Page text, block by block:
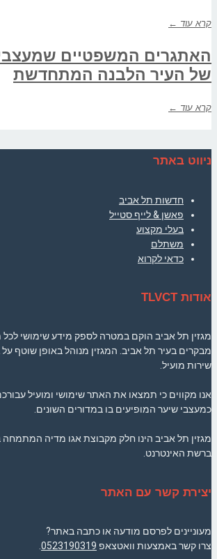
קרא עוד ←
האתגרים המשפטיים
של העיר הלבנה המתחדשת
קרא עוד ←
ניווט באתר
חדשות תל אביב
פאשן & לייף סטייל
בעלי מקצוע
משתלם
כדאי לקרוא
אודות TLVCT
מגזין תל אביב הוקם במטרה לספק מידע שימושי לכל
מבקרים בעיר תל אביב. המגזין מנוהל באופן שוטף
שירות מועיל.
אנו מקווים כי תמצאו את האתר שימושי ומועיל
כמעצבי שיער המופיעים בו במדורים השונים.
מגזין תל אביב הינו חלק מקבוצת אגו מדיה המתמחה
ברשת האינטרנט.
יצירת קשר עם האתר
מעוניינים לפרסם מודעה או כתבה באתר?
צרו קשר באמצעות וואטצאפ 0523190319